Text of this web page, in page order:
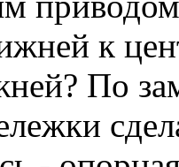
к
По